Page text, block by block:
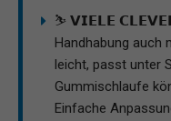
⛷ 𝗩𝗜𝗘𝗟𝗘
Handhabung auch
leicht, passt unter
Gummischlaufe
Einfache